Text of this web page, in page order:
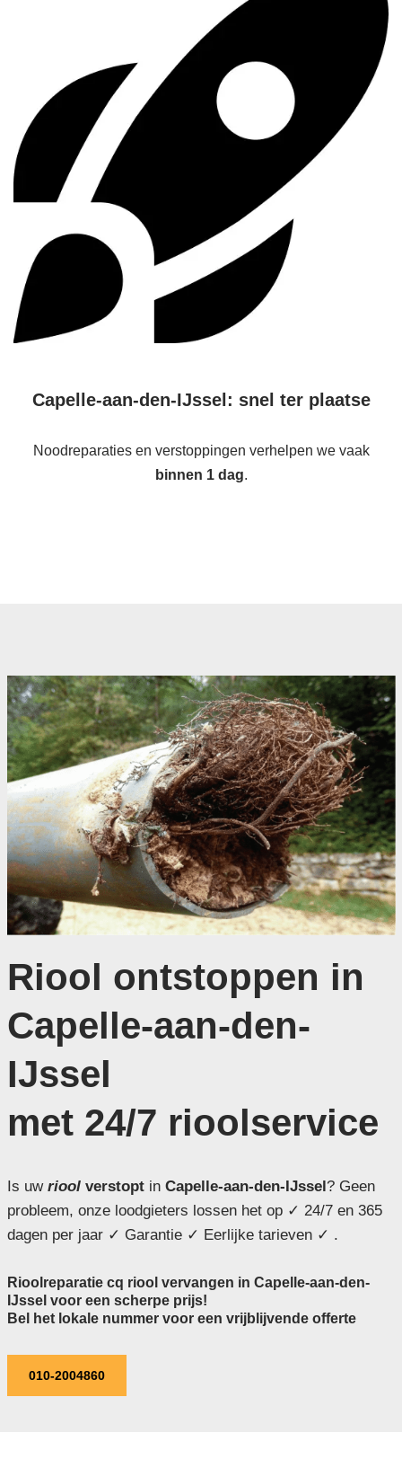
Capelle-aan-den-IJssel: snel ter plaatse
Noodreparaties en verstoppingen verhelpen we vaak
binnen 1 dag.
Riool ontstoppen in
Capelle-aan-den-
IJssel
met 24/7 rioolservice
Is uw rioolverstoptin Capelle-aan-den-IJssel? Geen
probleem, onze loodgieters lossen het op ✓ 24/7 en 365
dagen per jaar ✓ Garantie ✓ Eerlijke tarieven ✓ .
Rioolreparatie cq riool vervangen in Capelle-aan-den-
IJssel voor een scherpe prijs!
Bel het lokale nummer voor een vrijblijvende offerte
010-2004860